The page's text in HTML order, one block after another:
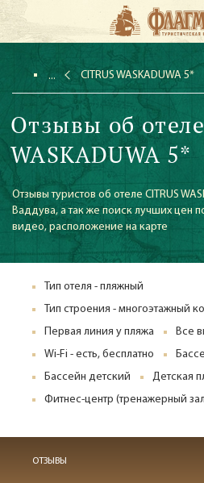
CITRUS WASKADUWA 5*
Отзывы об
WASKADUWA 5*
Отзывы туристов об отеле CITRUS
Ваддува, а так же поиск лучших цен
видео, расположение на карте
Тип отеля - пляжный
Тип строения - многоэтажный
Первая линия у пляжа
Все
Wi-Fi - есть, бесплатно
Бассейн детский
Детская
Фитнес-центр (тренажерный
ОТЗЫВЫ